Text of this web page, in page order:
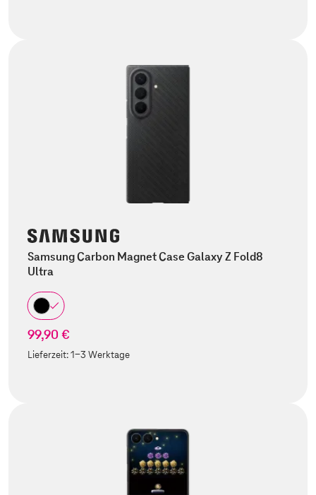
Samsung Carbon Magnet Case Galaxy Z Fold8
Ultra
99,90 €
Lieferzeit:1-3 Werktage